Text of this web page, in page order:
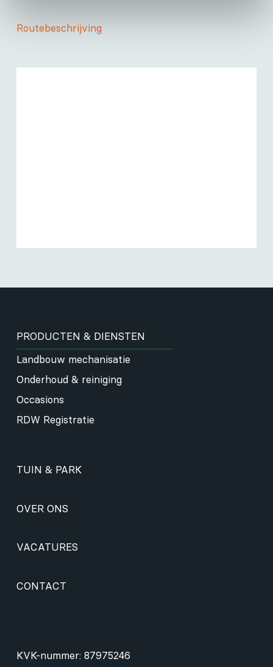
Routebeschrijving
PRODUCTEN & DIENSTEN
Landbouw mechanisatie
Onderhoud & reiniging
Occasions
RDW Registratie
TUIN & PARK
OVER ONS
VACATURES
CONTACT
KVK-nummer: 87975246